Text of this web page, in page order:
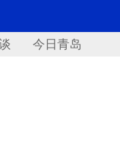
今日青岛